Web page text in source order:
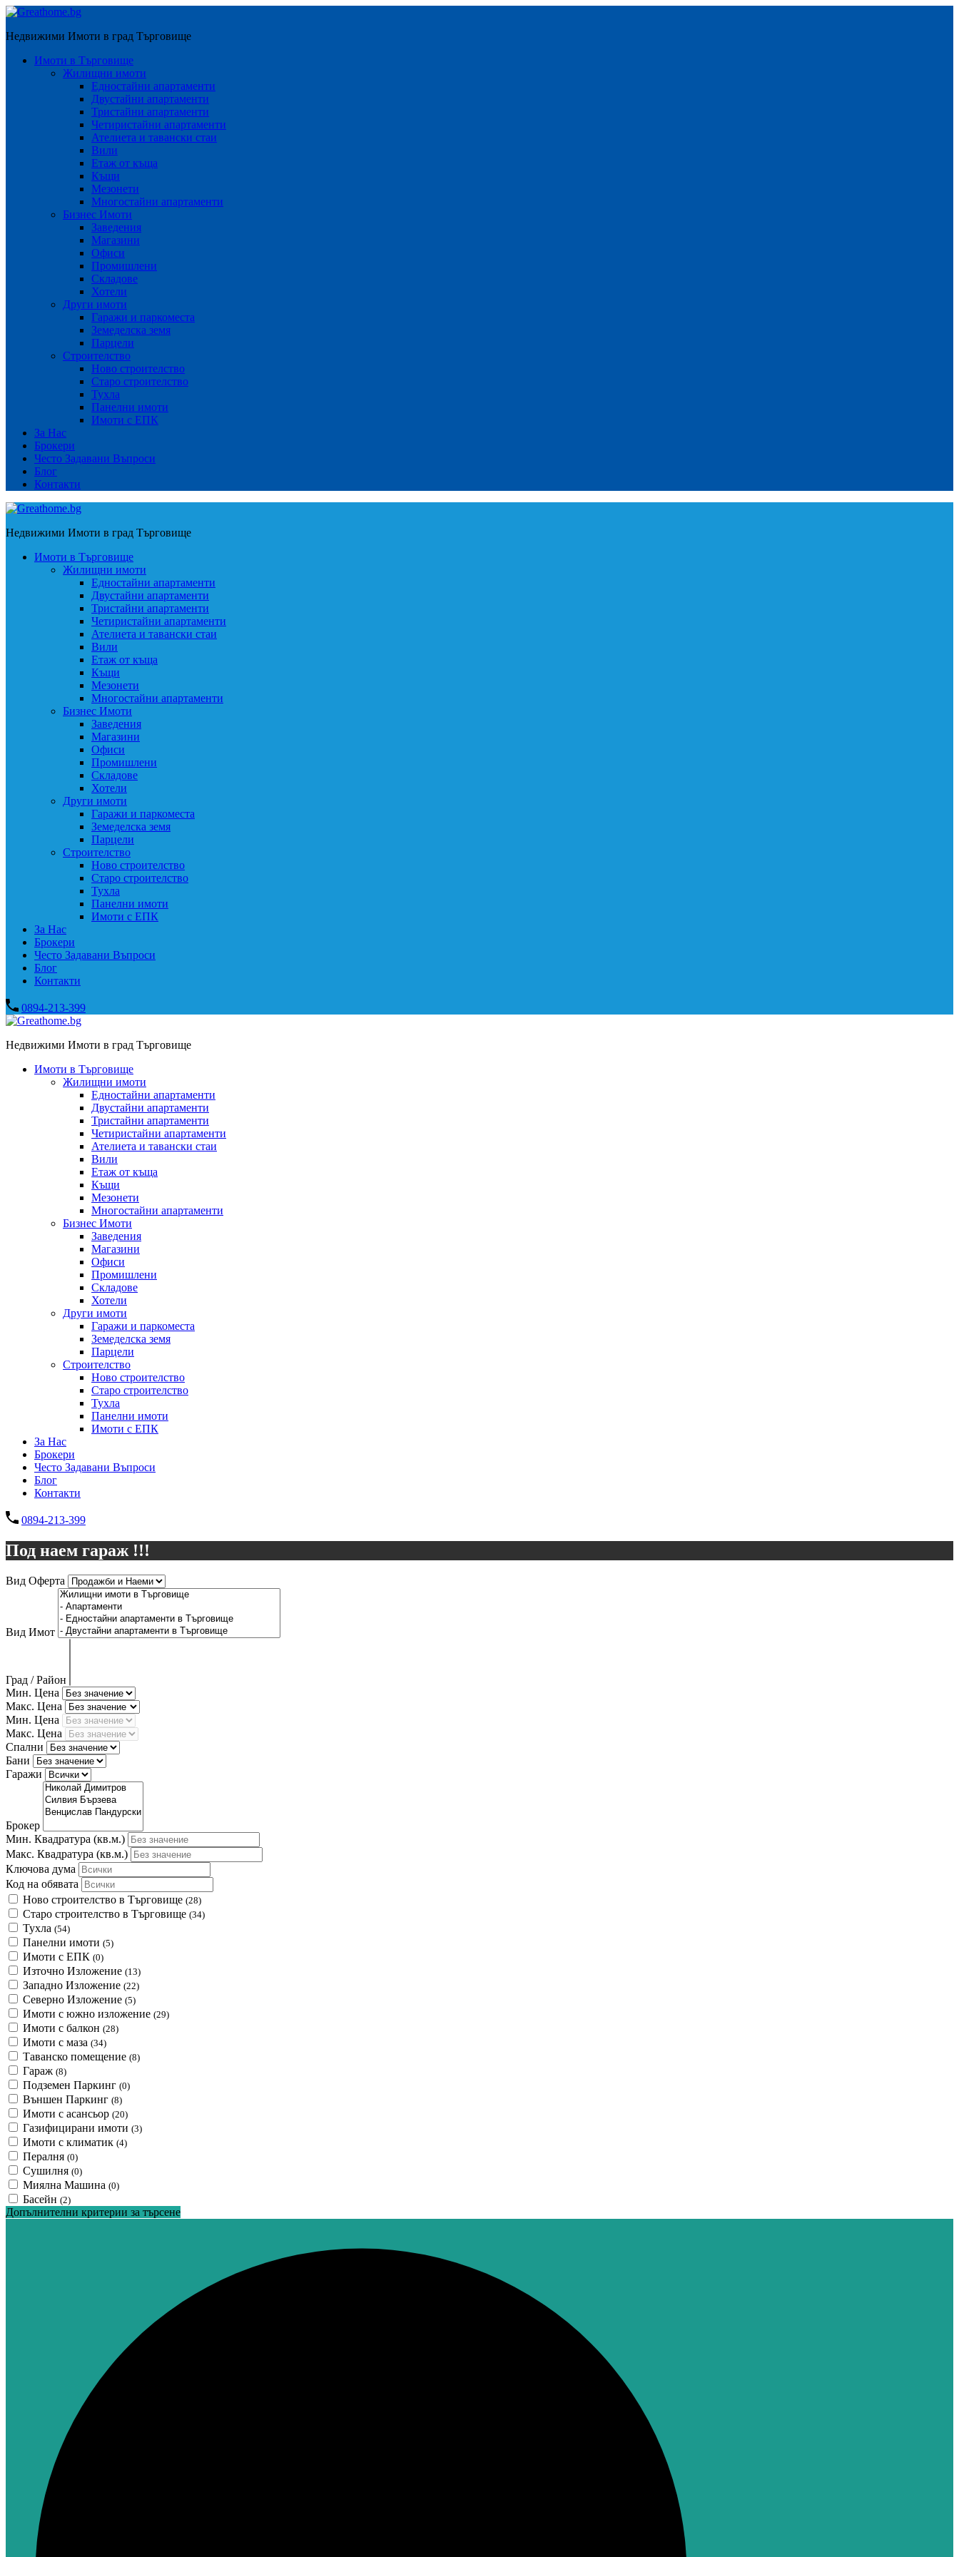
Недвижими Имоти в град Търговище
Имоти в Търговище
Жилищни имоти
Едностайни апартаменти
Двустайни апартаменти
Тристайни апартаменти
Четиристайни апартаменти
Ателиета и тавански стаи
Вили
Етаж от къща
Къщи
Мезонети
Многостайни апартаменти
Бизнес Имоти
Заведения
Магазини
Офиси
Промишлени
Складове
Хотели
Други имоти
Гаражи и паркоместа
Земеделска земя
Парцели
Строителство
Ново строителство
Старо строителство
Тухла
Панелни имоти
Имоти с ЕПК
За Нас
Брокери
Често Задавани Въпроси
Блог
Контакти
Недвижими Имоти в град Търговище
Имоти в Търговище
Жилищни имоти
Едностайни апартаменти
Двустайни апартаменти
Тристайни апартаменти
Четиристайни апартаменти
Ателиета и тавански стаи
Вили
Етаж от къща
Къщи
Мезонети
Многостайни апартаменти
Бизнес Имоти
Заведения
Магазини
Офиси
Промишлени
Складове
Хотели
Други имоти
Гаражи и паркоместа
Земеделска земя
Парцели
Строителство
Ново строителство
Старо строителство
Тухла
Панелни имоти
Имоти с ЕПК
За Нас
Брокери
Често Задавани Въпроси
Блог
Контакти
0894-213-399
Недвижими Имоти в град Търговище
Имоти в Търговище
Жилищни имоти
Едностайни апартаменти
Двустайни апартаменти
Тристайни апартаменти
Четиристайни апартаменти
Ателиета и тавански стаи
Вили
Етаж от къща
Къщи
Мезонети
Многостайни апартаменти
Бизнес Имоти
Заведения
Магазини
Офиси
Промишлени
Складове
Хотели
Други имоти
Гаражи и паркоместа
Земеделска земя
Парцели
Строителство
Ново строителство
Старо строителство
Тухла
Панелни имоти
Имоти с ЕПК
За Нас
Брокери
Често Задавани Въпроси
Блог
Контакти
0894-213-399
Под наем гараж !!!
Вид Оферта
Вид Имот
Град / Район
Мин. Цена
Макс. Цена
Мин. Цена
Макс. Цена
Спални
Бани
Гаражи
Брокер
Мин. Квадратура (кв.м.)
Макс. Квадратура (кв.м.)
Ключова дума
Код на обявата
Ново строителство в Търговище (28)
Старо строителство в Търговище (34)
Тухла (54)
Панелни имоти (5)
Имоти с ЕПК (0)
Източно Изложение (13)
Западно Изложение (22)
Северно Изложение (5)
Имоти с южно изложение (29)
Имоти с балкон (28)
Имоти с маза (34)
Таванско помещение (8)
Гараж (8)
Подземен Паркинг (0)
Външен Паркинг (8)
Имоти с асансьор (20)
Газифицирани имоти (3)
Имоти с климатик (4)
Пералня (0)
Сушилня (0)
Миялна Машина (0)
Басейн (2)
Допълнителни критерии за търсене